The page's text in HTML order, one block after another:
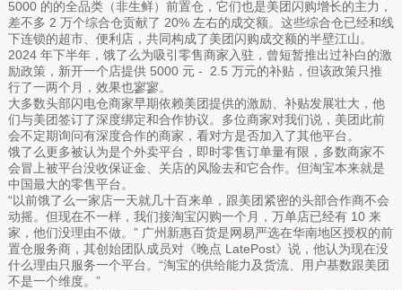
5000 的的全品类（非生鲜）前置仓，它们也是美团闪购增长的主力，
差不多 2 万个综合仓贡献了 20% 左右的成交额。这些综合仓已经和线
下连锁的超市、便利店，共同构成了美团闪购成交额的半壁江山。
2024 年下半年，饿了么为吸引零售商家入驻，曾短暂推出过补白的激
励政策，新开一个店提供 5000 元 - 2.5 万元的补贴，但该政策只推
行了一两个月，效果也寥寥。
大多数头部闪电仓商家早期依赖美团提供的激励、补贴发展壮大，他
们与美团签订了深度绑定和合作协议。多位商家对我们说，美团此前
会不定期询问有深度合作的商家，看对方是否加入了其他平台。
饿了么更多被认为是个外卖平台，即时零售订单量有限，多数商家不
会冒上被平台没收保证金、关店的风险去和它合作。但淘宝本来就是
中国最大的零售平台。
“以前饿了么一家店一天就几十百来单，跟美团紧密的头部合作商不会
动摇。但现在不一样，我们接淘宝闪购一个月，万单店已经有 10 来
家，他们没理由不做。” 广州新惠百货是网易严选在华南地区授权的前
置仓服务商，其创始团队成员对《晚点 LatePost》说，他认为现在没
什么理由只服务一个平台。“淘宝的供给能力及货流、用户基数跟美团
不是一个维度。”